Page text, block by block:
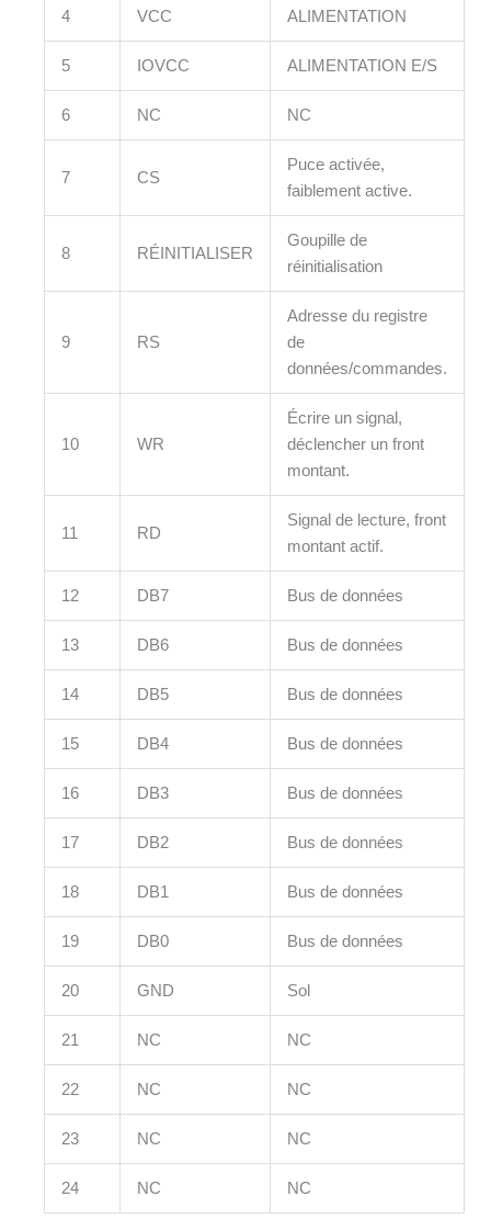
4 VCC ALIMENTATION
5 IOVCC ALIMENTATION E/S
6 NC NC
7 CS
Puce activée,
faiblement active.
8 RÉINITIALISER
Goupille de
réinitialisation
9 RS
Adresse du registre
de
données/commandes.
10 WR
Écrire un signal,
déclencher un front
montant.
11 RD
Signal de lecture, front
montant actif.
12 DB7 Bus de données
13 DB6 Bus de données
14 DB5 Bus de données
15 DB4 Bus de données
16 DB3 Bus de données
17 DB2 Bus de données
18 DB1 Bus de données
19 DB0 Bus de données
20 GND Sol
21 NC NC
22 NC NC
23 NC NC
24 NC NC